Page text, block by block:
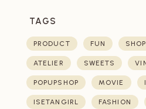
TAGS
PRODUCT FUN SHOP
ATELIER SWEETS
POPUPSHOP MOVIE
ISETANGIRL FASHION